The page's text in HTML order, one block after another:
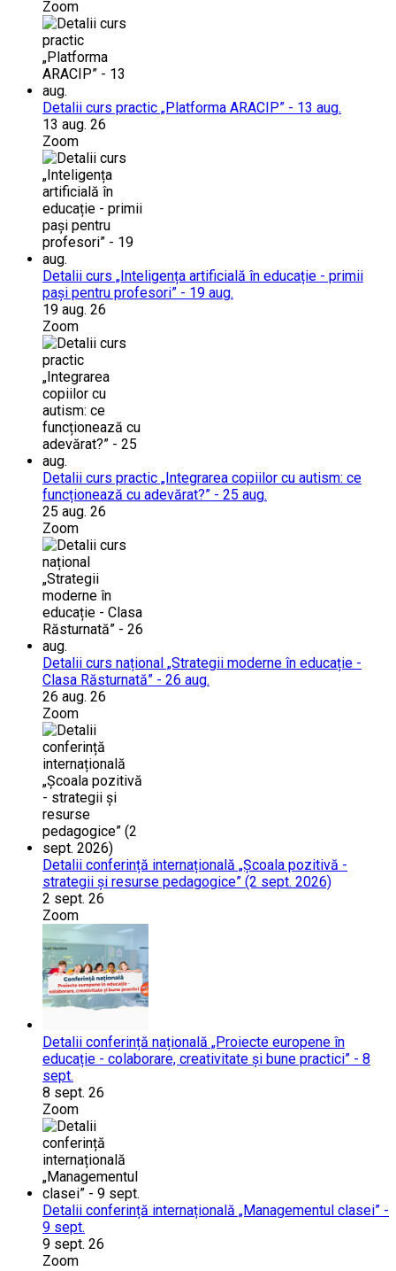
Zoom
Detalii curs practic „Platforma ARACIP” - 13 aug.
13 aug. 26
Zoom
Detalii curs „Inteligența artificială în educație - primii
pași pentru profesori” - 19 aug.
19 aug. 26
Zoom
Detalii curs practic „Integrarea copiilor cu autism: ce
funcționează cu adevărat?” - 25 aug.
25 aug. 26
Zoom
Detalii curs național „Strategii moderne în educație -
Clasa Răsturnată” - 26 aug.
26 aug. 26
Zoom
Detalii conferință internațională „Școala pozitivă -
strategii și resurse pedagogice” (2 sept. 2026)
2 sept. 26
Zoom
Detalii conferință națională „Proiecte europene în
educație - colaborare, creativitate și bune practici” - 8
sept.
8 sept. 26
Zoom
Detalii conferință internațională „Managementul clasei” -
9 sept.
9 sept. 26
Zoom